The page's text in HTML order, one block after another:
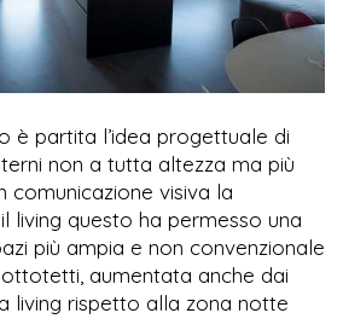
è partita l’idea progettuale di
non a tutta altezza ma più
comunicazione visiva la
living questo ha permesso una
più ampia e non convenzionale
aumentata anche dai
living rispetto alla zona notte